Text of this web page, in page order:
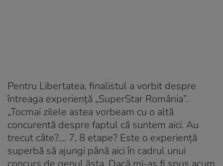
Pentru Libertatea, finalistul a vorbit despre
întreaga experiență „SuperStar România”.
„Tocmai zilele astea vorbeam cu o altă
concurentă despre faptul că suntem aici. Au
trecut câte?…. 7, 8 etape? Este o experiență
superbă să ajungi până aici în cadrul unui